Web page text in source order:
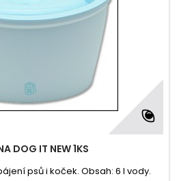
DOG IT NEW 1KS
psů i koček. Obsah: 6 l vody.